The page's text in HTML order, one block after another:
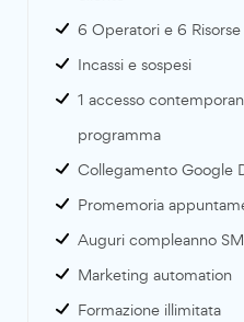
6 Operatori e 6 Risorse
Incassi e sospesi
1 accesso
programma
Collegamento Google
Promemoria
Auguri compleanno
Marketing automation
Formazione illimitata